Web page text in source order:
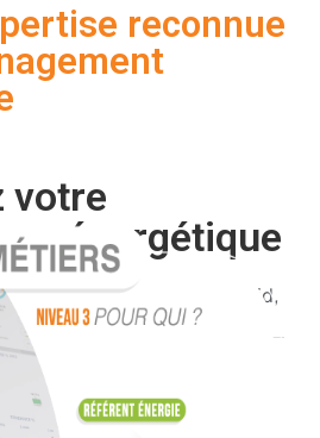
reconnue
votre
énergétique
fluides (Elec, Eau, Gaz, Froid,
(DJU, Produit, Planing...)